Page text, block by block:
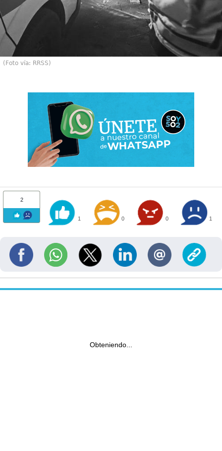
(Foto vía: RRSS)
2
1 0 0 1
Obteniendo...